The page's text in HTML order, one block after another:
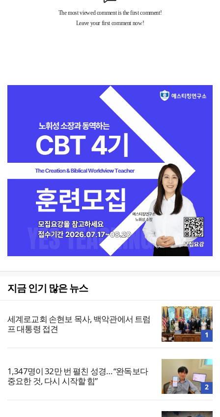
지금 인기 많은 뉴스
세계로교회 손현보 목사, 백악관에서 트럼
프 대통령 접견
1
1,347명이 32만 번 펼친 성경… “완독보다
중요한 것, 다시 시작할 힘”
2